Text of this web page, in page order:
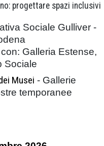
progettare spazi inclusivi
Sociale Gulliver -
Galleria Estense,
Sociale
Musei - Gallerie
temporanee